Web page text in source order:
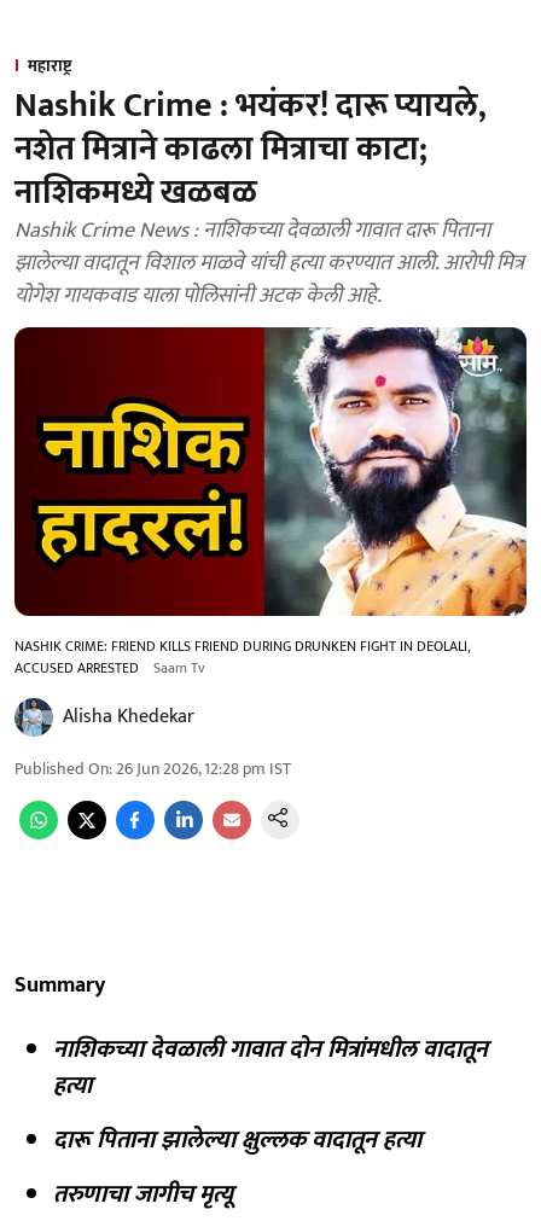
महाराष्ट्र
Nashik Crime : भयंकर! दारू प्यायले,
नशेत मित्राने काढला मित्राचा काटा;
नाशिकमध्ये खळबळ
Nashik Crime News : नाशिकच्या देवळाली गावात दारू पिताना
झालेल्या वादातून विशाल माळवे यांची हत्या करण्यात आली. आरोपी मित्र
योगेश गायकवाड याला पोलिसांनी अटक केली आहे.
NASHIK CRIME: FRIEND KILLS FRIEND DURING DRUNKEN FIGHT IN DEOLALI,
ACCUSED ARRESTED Saam Tv
Alisha Khedekar
Published On:26 Jun 2026, 12:28 pm IST
Summary
नाशिकच्या देवळाली गावात दोन मित्रांमधील वादातून
हत्या
दारू पिताना झालेल्या क्षुल्लक वादातून हत्या
तरुणाचा जागीच मृत्यू